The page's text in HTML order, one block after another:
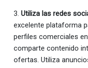
3.Utiliza las redes
excelente plataforma
perfiles comerciales
comparte contenido
ofertas. Utiliza